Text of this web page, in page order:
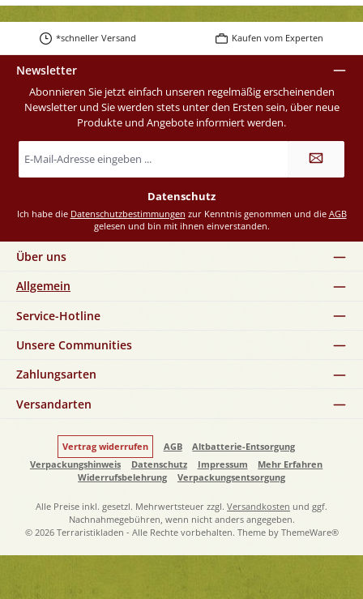
*schneller Versand Kaufen vom Experten
Newsletter
Abonnieren Sie jetzt einfach unseren regelmäßig erscheinenden
Newsletter und Sie werden stets unter den Ersten sein, über neue
Produkte und Angebote informiert werden.
E-
Mail-
Datenschutz
Ich habe die Datenschutzbestimmungen zur Kenntnis genommen und die AGB
gelesen und bin mit ihnen einverstanden.
Über uns
Allgemein
Service-Hotline
Unsere Communities
Zahlungsarten
Versandarten
Vertrag widerrufen AGB
Altbatterie-Entsorgung
Verpackungshinweis
Datenschutz Impressum
Mehr Erfahren
Widerrufsbelehrung
Verpackungsentsorgung
Alle Preise inkl. gesetzl. Mehrwertsteuer zzgl. Versandkosten und ggf.
Nachnahmegebühren, wenn nicht anders angegeben.
© 2026 Terraristikladen - Alle Rechte vorbehalten. Theme by ThemeWare®